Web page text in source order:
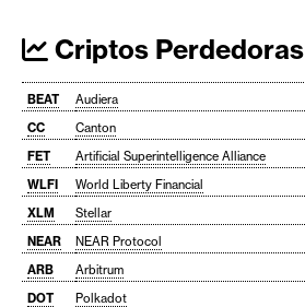
Criptos Perdedoras
BEAT Audiera
CC
Canton
FET
Artificial Superintelligence Alliance
WLFI
World Liberty Financial
XLM
Stellar
NEAR
NEAR Protocol
ARB
Arbitrum
DOT
Polkadot